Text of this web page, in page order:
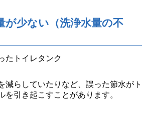
が少ない（洗浄水量の不
減らしていたりなど、誤った節水がト
を引き起こすことがあります。